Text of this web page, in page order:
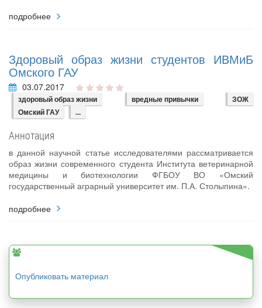
подробнее
Здоровый образ жизни студентов ИВМиБ
Омского ГАУ
03.07.2017
здоровый образ жизни вредные привычки
ЗОЖ
Омский ГАУ
...
Аннотация
в данной научной статье исследователями рассматривается
образ жизни современного студента Института ветеринарной
медицины и биотехнологии ФГБОУ ВО «Омский
государственный аграрный университет им. П.А. Столыпина».
подробнее
Опубликовать материал